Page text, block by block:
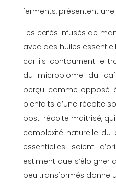
ferments, présentent
Les cafés infusés de
avec des huiles
car ils contournent le
du microbiome du
perçu comme opposé
bienfaits d’une récolte
post-récolte maîtrisé,
complexité naturelle du
essentielles soient
estiment que s’éloigner
peu transformés donne